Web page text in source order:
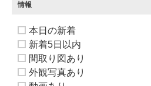
情報
本日の新着
新着5日以内
間取り図あり
外観写真あり